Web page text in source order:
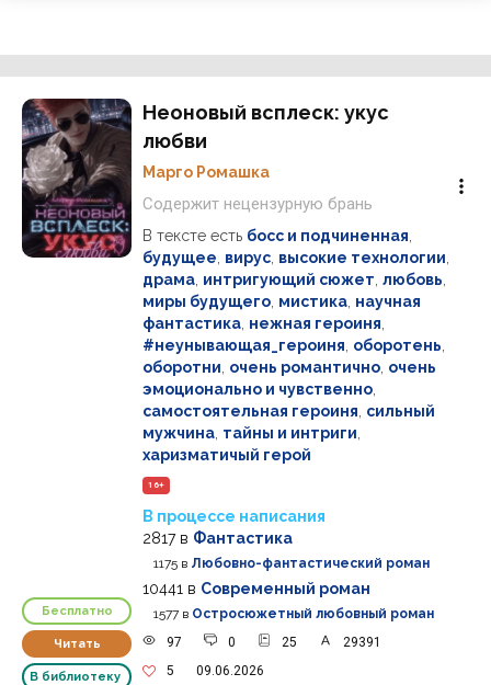
Бесплатно
Читать
В библиотеку
Неоновый всплеск: укус
любви
Марго Ромашка
Содержит нецензурную брань
В тексте есть босс и подчиненная
будущее вирус высокие технологии
драма интригующий сюжет любовь
миры будущего мистика научная
фантастика нежная героиня
#неунывающая_героиня оборотень
оборотни очень романтично очень
эмоционально и чувственно
самостоятельная героиня сильный
мужчина тайны и интриги
харизматичый герой
16+
В процессе написания
2817 в Фантастика
1175 в Любовно-фантастический роман
10441 в Современный роман
1577 в Остросюжетный любовный роман
97
0 25
29391
5
09.06.2026